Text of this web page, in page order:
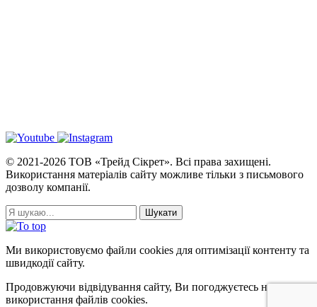
© 2021-2026 ТОВ «Трейд Сікрет». Всі права захищені.
Використання матеріалів сайту можливе тільки з письмового
дозволу компанії.
Ми використовуємо файли cookies для оптимізації контенту та
швидкодії сайту.
Продовжуючи відвідування сайту, Ви погоджуєтесь на
використання файлів cookies.